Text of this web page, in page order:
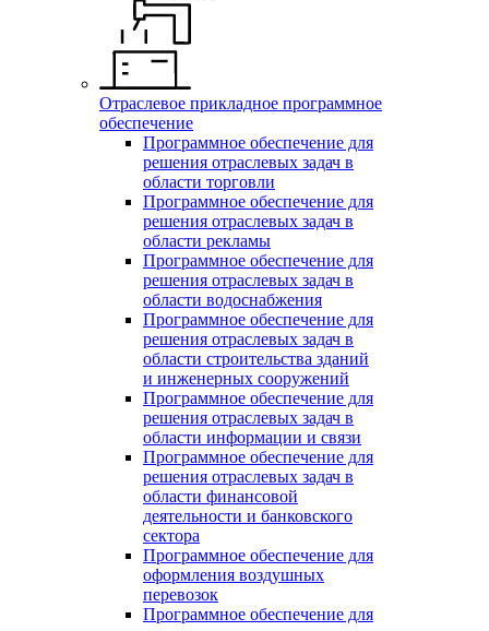
Отраслевое прикладное программное
обеспечение
Программное обеспечение для
решения отраслевых задач в
области торговли
Программное обеспечение для
решения отраслевых задач в
области рекламы
Программное обеспечение для
решения отраслевых задач в
области водоснабжения
Программное обеспечение для
решения отраслевых задач в
области строительства зданий
и инженерных сооружений
Программное обеспечение для
решения отраслевых задач в
области информации и связи
Программное обеспечение для
решения отраслевых задач в
области финансовой
деятельности и банковского
сектора
Программное обеспечение для
оформления воздушных
перевозок
Программное обеспечение для